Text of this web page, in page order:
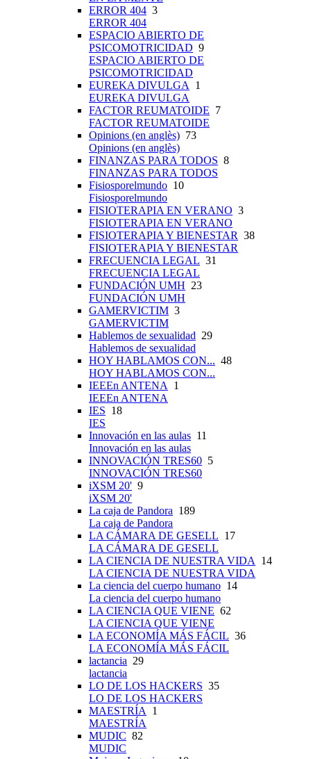
ERROR 404 3
ERROR 404
ESPACIO ABIERTO DE
PSICOMOTRICIDAD 9
ESPACIO ABIERTO DE
PSICOMOTRICIDAD
EUREKA DIVULGA
1
EUREKA DIVULGA
FACTOR REUMATOIDE 7
FACTOR REUMATOIDE
Opinions (en anglès) 73
Opinions (en anglès)
FINANZAS PARA TODOS 8
FINANZAS PARA TODOS
Fisiosporelmundo 10
Fisiosporelmundo
FISIOTERAPIA EN VERANO 3
FISIOTERAPIA EN VERANO
FISIOTERAPIA Y BIENESTAR 38
FISIOTERAPIA Y BIENESTAR
FRECUENCIA LEGAL 31
FRECUENCIA LEGAL
FUNDACIÓN UMH 23
FUNDACIÓN UMH
GAMERVICTIM 3
GAMERVICTIM
Hablemos de sexualidad 29
Hablemos de sexualidad
HOY HABLAMOS CON... 48
HOY HABLAMOS CON...
IEEEn ANTENA
1
IEEEn ANTENA
IES 18
IES
Innovación en las aulas 11
Innovación en las aulas
INNOVACIÓN TRES60 5
INNOVACIÓN TRES60
iXSM 20' 9
iXSM 20'
La caja de Pandora 189
La caja de Pandora
LA CÁMARA DE GESELL 17
LA CÁMARA DE GESELL
LA CIENCIA DE NUESTRA VIDA
14
LA CIENCIA DE NUESTRA VIDA
La ciencia del cuerpo humano 14
La ciencia del cuerpo humano
LA CIENCIA QUE VIENE 62
LA CIENCIA QUE VIENE
LA ECONOMÍA MÁS FÁCIL 36
LA ECONOMÍA MÁS FÁCIL
lactancia 29
lactancia
LO DE LOS HACKERS 35
LO DE LOS HACKERS
MAESTRÍA
1
MAESTRÍA
MUDIC 82
MUDIC